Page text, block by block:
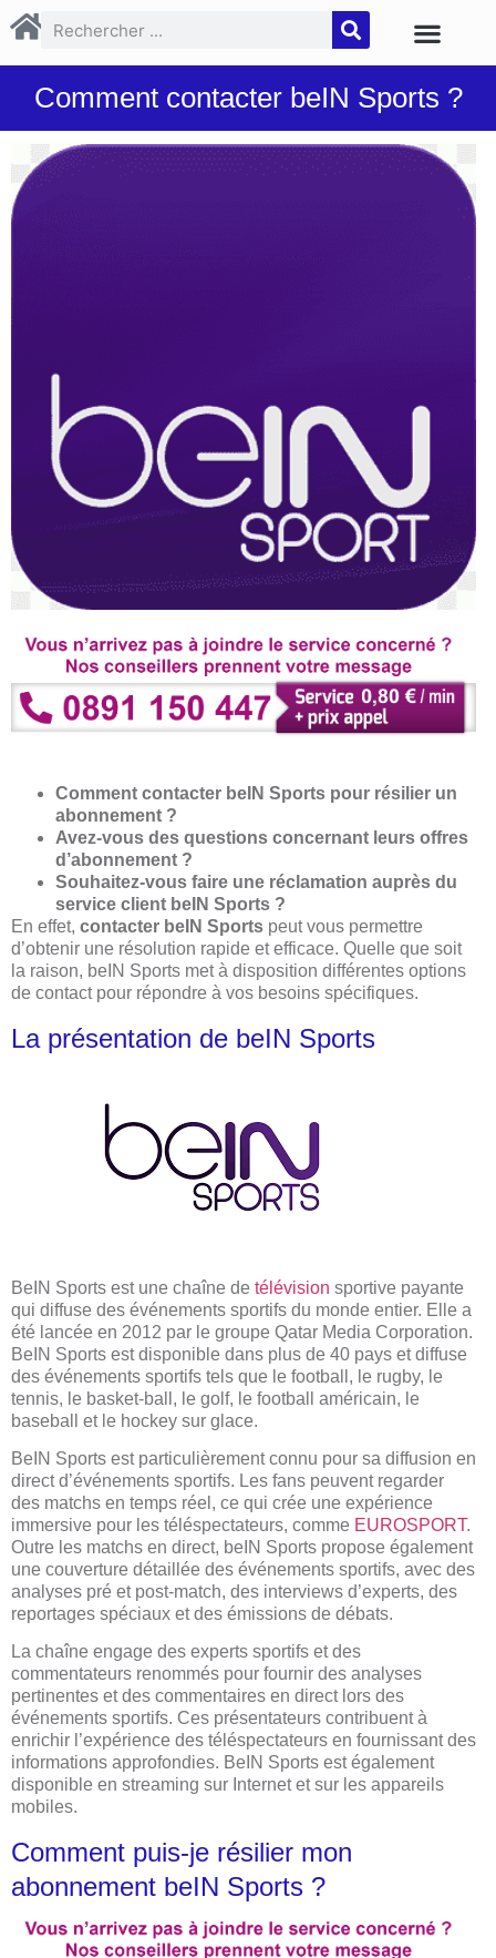
Comment contacter beIN Sports ?
Comment contacter beIN Sports pour résilier un
abonnement ?
Avez-vous des questions concernant leurs offres
d’abonnement ?
Souhaitez-vous faire une réclamation auprès du
service client beIN Sports ?
En effet, contacter beIN Sports peut vous permettre
d’obtenir une résolution rapide et efficace. Quelle que soit
la raison, beIN Sports met à disposition différentes options
de contact pour répondre à vos besoins spécifiques.
La présentation de beIN Sports
BeIN Sports est une chaîne de télévision sportive payante
qui diffuse des événements sportifs du monde entier. Elle a
été lancée en 2012 par le groupe Qatar Media Corporation.
BeIN Sports est disponible dans plus de 40 pays et diffuse
des événements sportifs tels que le football, le rugby, le
tennis, le basket-ball, le golf, le football américain, le
baseball et le hockey sur glace.
BeIN Sports est particulièrement connu pour sa diffusion en
direct d’événements sportifs. Les fans peuvent regarder
des matchs en temps réel, ce qui crée une expérience
immersive pour les téléspectateurs, comme EUROSPORT.
Outre les matchs en direct, beIN Sports propose également
une couverture détaillée des événements sportifs, avec des
analyses pré et post-match, des interviews d’experts, des
reportages spéciaux et des émissions de débats.
La chaîne engage des experts sportifs et des
commentateurs renommés pour fournir des analyses
pertinentes et des commentaires en direct lors des
événements sportifs. Ces présentateurs contribuent à
enrichir l’expérience des téléspectateurs en fournissant des
informations approfondies. BeIN Sports est également
disponible en streaming sur Internet et sur les appareils
mobiles.
Comment puis-je résilier mon
abonnement beIN Sports ?